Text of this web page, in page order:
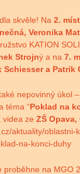
skvěle! Na 2.
Veronika
KATION
Strojný a na 7.
a Patrik
nepovinný úkol
téma “Poklad na
videa ze ZŠ Opava,
aktuality/oblastni-
na-konci-duhy
proběhne na MGO